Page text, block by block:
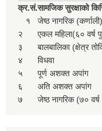
क्र.सं.सामजिक सुरक्षाको
१
जेष्ठ नागरिक (कर्णाली)
२
एकल महिला(६० वर्ष
३
बालबालिका (क्षेत्र
४
विधवा
५
पूर्ण अशक्त अपांग
६
अति अशक्त अपांग
७
जेष्ठ नागरिक (७०